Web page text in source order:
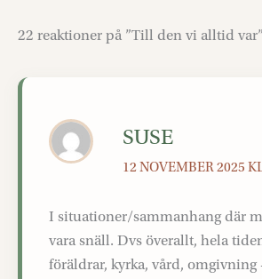
22 reaktioner på ”Till den vi alltid var”
SUSE
12 NOVEMBER 2025
I situationer/sammanhang där
vara snäll. Dvs överallt, hela
föräldrar, kyrka, vård, omgivning